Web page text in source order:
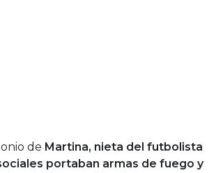
de Martina, nieta del futbolista
portaban armas de fuego y